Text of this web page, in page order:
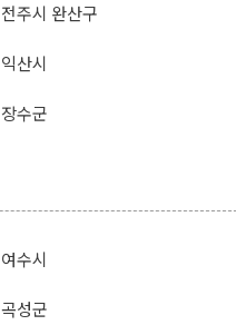
전주시 완산구
익산시
장수군
여수시
곡성군